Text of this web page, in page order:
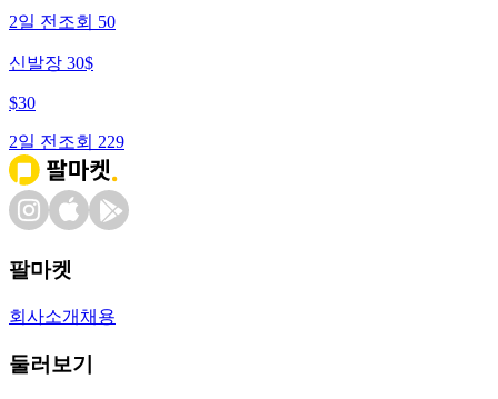
2일 전 조회 50
신발장 30$
$30
2일 전 조회 229
팔마켓
회사소개 채용
둘러보기